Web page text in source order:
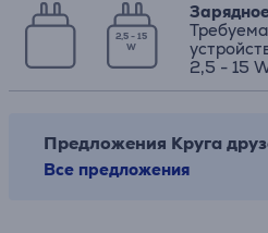
2,5 - 15
W
2,5 - 15
Предложения Круга
Все предложения